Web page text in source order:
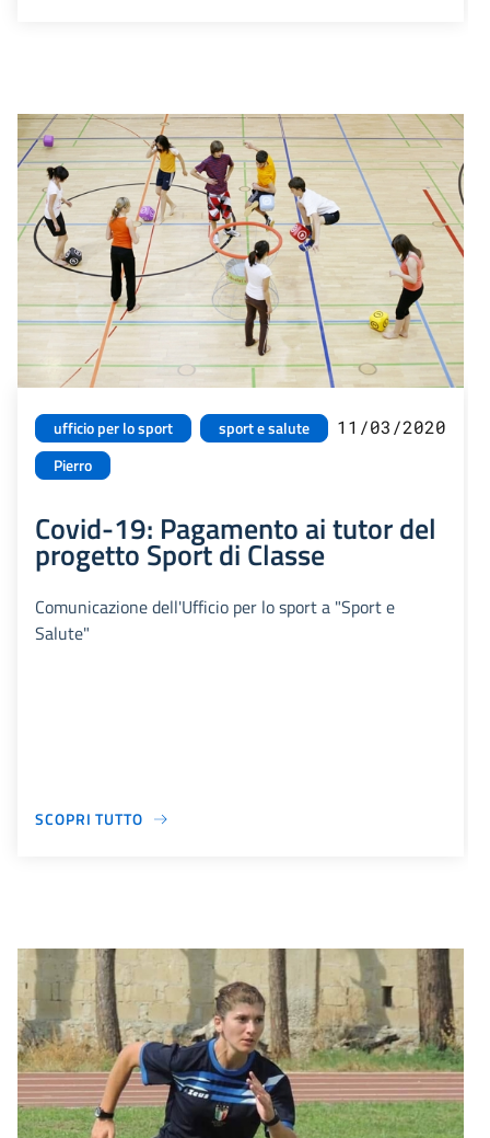
ufficio per lo sport
sport e salute
Pierro
11/03/2020
Covid-19: Pagamento ai tutor del
progetto Sport di Classe
Comunicazione dell'Ufficio per lo sport a "Sport e
Salute"
SCOPRI TUTTO